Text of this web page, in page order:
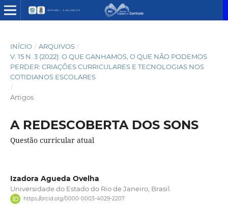
INÍCIO / ARQUIVOS /
V. 15 N. 3 (2022): O QUE GANHAMOS, O QUE NÃO PODEMOS
PERDER: CRIAÇÕES CURRICULARES E TECNOLOGIAS NOS
COTIDIANOS ESCOLARES
/
Artigos
A REDESCOBERTA DOS SONS
Questão curricular atual
Izadora Agueda Ovelha
Universidade do Estado do Rio de Janeiro, Brasil.
https://orcid.org/0000-0003-4029-2207